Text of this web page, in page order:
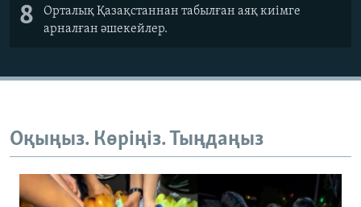
8
Орталық Қазақстаннан табылған аяқ киімге
арналған әшекейлер.
Оқыңыз. Көріңіз. Тыңдаңыз